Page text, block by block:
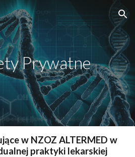
Skip to navigation
Prywatne
w NZOZ ALTERMED w
praktyki lekarskiej